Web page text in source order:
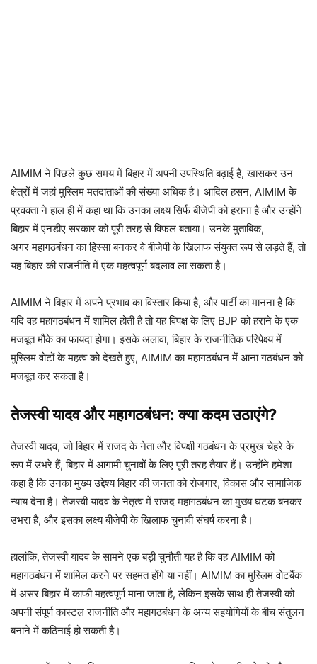
AIMIM ने पिछले कुछ समय में बिहार में अपनी उपस्थिति बढ़ाई है, खासकर उन
क्षेत्रों में जहां मुस्लिम मतदाताओं की संख्या अधिक है। आदिल हसन, AIMIM के
प्रवक्ता ने हाल ही में कहा था कि उनका लक्ष्य सिर्फ बीजेपी को हराना है और उन्होंने
बिहार में एनडीए सरकार को पूरी तरह से विफल बताया। उनके मुताबिक,
अगर महागठबंधन का हिस्सा बनकर वे बीजेपी के खिलाफ संयुक्त रूप से लड़ते हैं, तो
यह बिहार की राजनीति में एक महत्वपूर्ण बदलाव ला सकता है।
AIMIM ने बिहार में अपने प्रभाव का विस्तार किया है, और पार्टी का मानना है कि
यदि वह महागठबंधन में शामिल होती है तो यह विपक्ष के लिए BJP को हराने के एक
मजबूत मौके का फायदा होगा। इसके अलावा, बिहार के राजनीतिक परिपेक्ष्य में
मुस्लिम वोटों के महत्व को देखते हुए, AIMIM का महागठबंधन में आना गठबंधन को
मजबूत कर सकता है।
तेजस्वी यादव और महागठबंधन: क्या कदम उठाएंगे?
तेजस्वी यादव, जो बिहार में राजद के नेता और विपक्षी गठबंधन के प्रमुख चेहरे के
रूप में उभरे हैं, बिहार में आगामी चुनावों के लिए पूरी तरह तैयार हैं। उन्होंने हमेशा
कहा है कि उनका मुख्य उद्देश्य बिहार की जनता को रोजगार, विकास और सामाजिक
न्याय देना है। तेजस्वी यादव के नेतृत्व में राजद महागठबंधन का मुख्य घटक बनकर
उभरा है, और इसका लक्ष्य बीजेपी के खिलाफ चुनावी संघर्ष करना है।
हालांकि, तेजस्वी यादव के सामने एक बड़ी चुनौती यह है कि वह AIMIM को
महागठबंधन में शामिल करने पर सहमत होंगे या नहीं। AIMIM का मुस्लिम वोटबैंक
में असर बिहार में काफी महत्वपूर्ण माना जाता है, लेकिन इसके साथ ही तेजस्वी को
अपनी संपूर्ण कास्टल राजनीति और महागठबंधन के अन्य सहयोगियों के बीच संतुलन
बनाने में कठिनाई हो सकती है।